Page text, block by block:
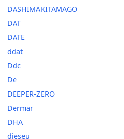
DASHIMAKITAMAGO
DAT
DATE
ddat
Ddc
De
DEEPER-ZERO
Dermar
DHA
dieseu